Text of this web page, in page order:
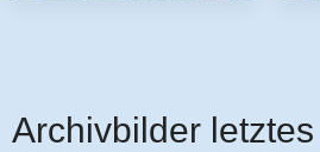
Archivbilder